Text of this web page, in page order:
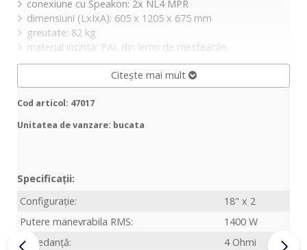
conexiune cu Speakon: 2x NL4 MPR
dimensiuni (LxIxA): 605 x 1205 x 675 mm
greutate: 82 kg
material incintă: PAL din lemn de mesteacăn
Citește mai mult
Cod articol: 47017
Unitatea de vanzare: bucata
Specificații:
Configurație:
18" x 2
Putere manevrabila RMS:
1400 W
Impedanță:
4 Ohmi